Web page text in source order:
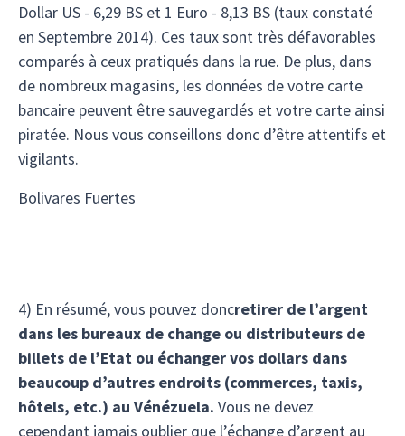
Dollar US - 6,29 BS et 1 Euro - 8,13 BS (taux constaté
en Septembre 2014). Ces taux sont très défavorables
comparés à ceux pratiqués dans la rue. De plus, dans
de nombreux magasins, les données de votre carte
bancaire peuvent être sauvegardés et votre carte ainsi
piratée. Nous vous conseillons donc d’être attentifs et
vigilants.
Bolivares Fuertes
4) En résumé, vous pouvez doncretirer de l’argent
dans les bureaux de change ou distributeurs de
billets de l’Etat ou échanger vos dollars dans
beaucoup d’autres endroits (commerces, taxis,
hôtels, etc.) au Vénézuela. Vous ne devez
cependant jamais oublier que l’échange d’argent au